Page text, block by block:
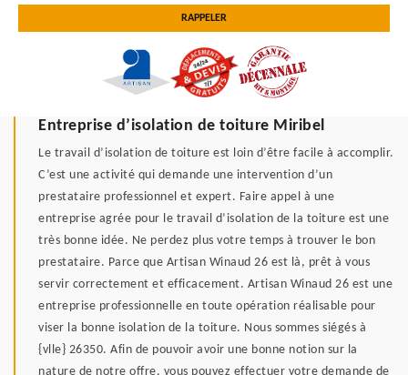
Entreprise d’isolation de toiture Miribel
Le travail d’isolation de toiture est loin d’être facile à accomplir.
C’est une activité qui demande une intervention d’un
prestataire professionnel et expert. Faire appel à une
entreprise agrée pour le travail d’isolation de la toiture est une
très bonne idée. Ne perdez plus votre temps à trouver le bon
prestataire. Parce que Artisan Winaud 26 est là, prêt à vous
servir correctement et efficacement. Artisan Winaud 26 est une
entreprise professionnelle en toute opération réalisable pour
viser la bonne isolation de la toiture. Nous sommes siégés à
{vlle} 26350. Afin de pouvoir avoir une bonne notion sur la
nature de notre offre, vous pouvez effectuer votre demande de